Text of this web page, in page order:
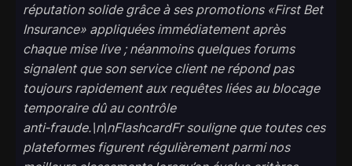
réputation solide grâce à ses promotions «​First Bet
Insurance​» appliquées immédiatement après
chaque mise live ; néanmoins quelques forums
signalent que son service client ne répond pas
toujours rapidement aux requêtes liées au blocage
temporaire dû au contrôle
anti‑fraude.\n\nFlashcardFr souligne que toutes ces
plateformes figurent régulièrement parmi nos